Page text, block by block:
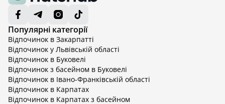
Популярні категорії
Відпочинок в Закарпатті
Відпочинок у Львівській області
Відпочинок в Буковелі
Відпочинок з басейном в Буковелі
Відпочинок в Івано-Франківській області
Відпочинок в Карпатах
Відпочинок в Карпатах з басейном